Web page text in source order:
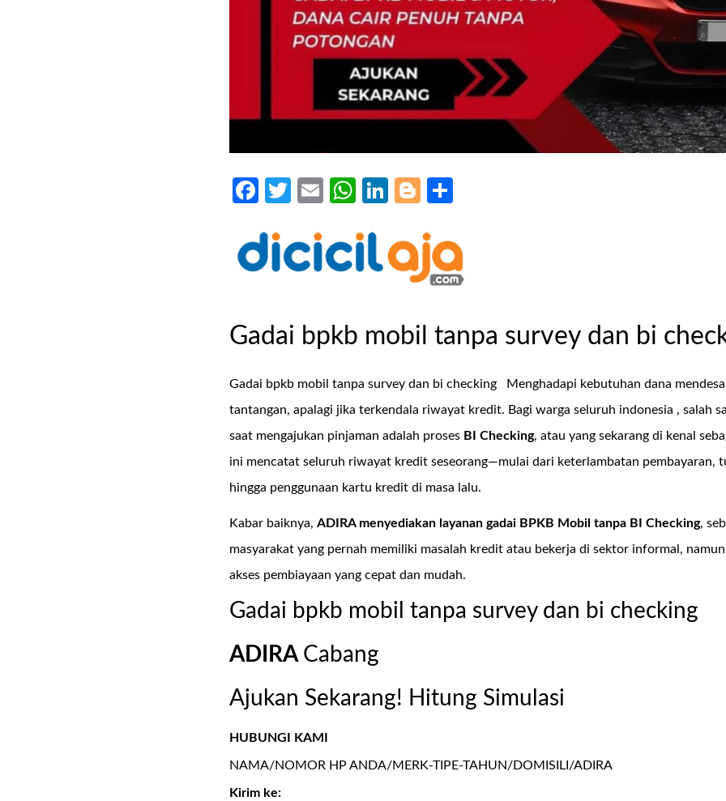
Facebook
Twitter
EmailWhatsApp
LinkedIn
Blogger
Gadai bpkb mobil tanpa survey dan bi
Gadai bpkb mobil tanpa survey dan bi checking
Menghadapi kebutuhan dana
tantangan, apalagi jika terkendala riwayat kredit. Bagi warga seluruh indonesia , salah
saat mengajukan pinjaman adalah proses BI Checking, atau yang sekarang di kenal
ini mencatat seluruh riwayat kredit seseorang—mulai dari keterlambatan pembayaran,
hingga penggunaan kartu kredit di masa lalu.
Kabar baiknya,ADIRA menyediakan layanangadai BPKB Mobil tanpa BI Checking,
masyarakat yang pernah memiliki masalah kredit atau bekerja di sektor informal,
akses pembiayaan yang cepat dan mudah.
Gadai bpkb mobil tanpa survey dan bi checking
ADIRA Cabang
Ajukan Sekarang! Hitung Simulasi
HUBUNGI KAMI
NAMA/NOMOR HP ANDA/MERK-TIPE-TAHUN/DOMISILI/ADIRA
Kirim ke: